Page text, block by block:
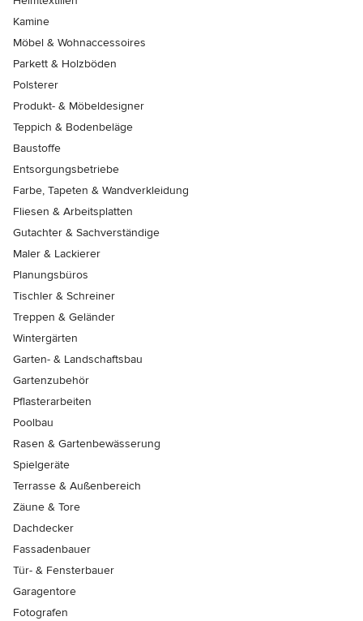
Kamine
Möbel & Wohnaccessoires
Parkett & Holzböden
Polsterer
Produkt- & Möbeldesigner
Teppich & Bodenbeläge
Baustoffe
Entsorgungsbetriebe
Farbe, Tapeten & Wandverkleidung
Fliesen & Arbeitsplatten
Gutachter & Sachverständige
Maler & Lackierer
Planungsbüros
Tischler & Schreiner
Treppen & Geländer
Wintergärten
Garten- & Landschaftsbau
Gartenzubehör
Pflasterarbeiten
Poolbau
Rasen & Gartenbewässerung
Spielgeräte
Terrasse & Außenbereich
Zäune & Tore
Dachdecker
Fassadenbauer
Tür- & Fensterbauer
Garagentore
Fotografen